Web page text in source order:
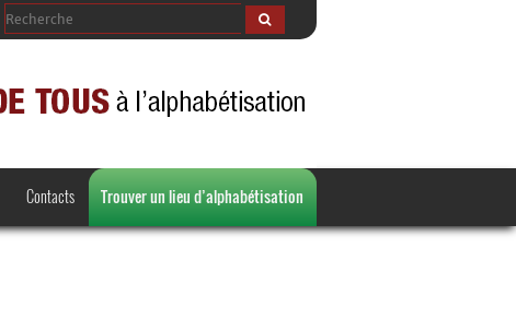
Contacts Trouver un lieu d’alphabétisation